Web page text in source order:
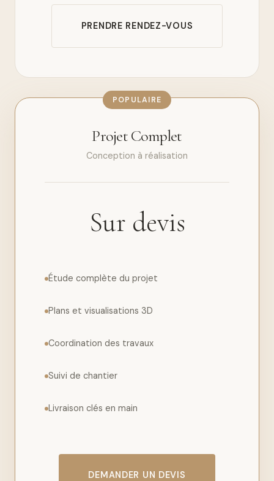
PRENDRE RENDEZ-VOUS
POPULAIRE
Projet Complet
Conception à réalisation
Sur devis
Étude complète du projet
Plans et visualisations 3D
Coordination des travaux
Suivi de chantier
Livraison clés en main
DEMANDER UN DEVIS